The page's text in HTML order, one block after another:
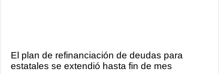
El plan de refinanciación de deudas para
estatales se extendió hasta fin de mes